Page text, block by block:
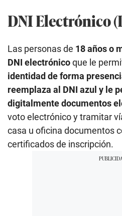
DNI Electrónico
Las personas de 18 años o
DNI electrónicoque le
identidad de forma
reemplaza al DNI azul y le
digitalmente documentos
voto electrónico y tramitar
casa u oficina documentos
certificados de inscripción.